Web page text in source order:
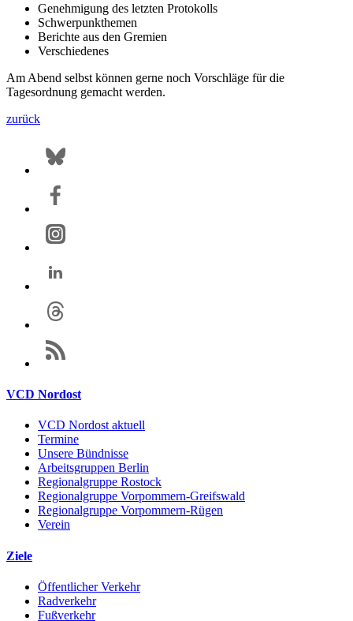
Genehmigung des letzten Protokolls
Schwerpunkthemen
Berichte aus den Gremien
Verschiedenes
Am Abend selbst können gerne noch Vorschläge für die
Tagesordnung gemacht werden.
zurück
VCD Nordost
VCD Nordost aktuell
Termine
Unsere Bündnisse
Arbeitsgruppen Berlin
Regionalgruppe Rostock
Regionalgruppe Vorpommern-Greifswald
Regionalgruppe Vorpommern-Rügen
Verein
Ziele
Öffentlicher Verkehr
Radverkehr
Fußverkehr